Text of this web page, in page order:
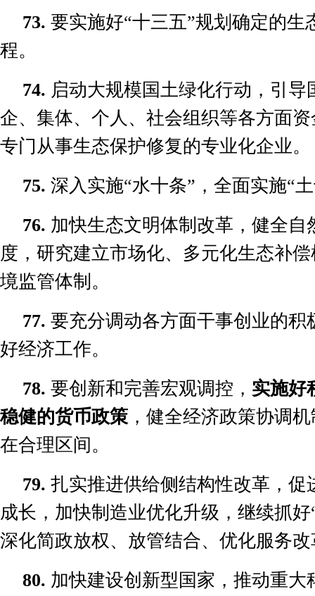
73. 要实施好“十三五”规划确定的生
程。
74. 启动大规模国土绿化行动，引导
企、集体、个人、社会组织等各方面
专门从事生态保护修复的专业化企业。
75. 深入实施“水十条” ，全面实施“
76. 加快生态文明体制改革，健全自
度，研究建立市场化、多元化生态补
境监管体制。
77. 要充分调动各方面干事创业的积
好经济工作。
78. 要创新和完善宏观调控， 实施好
稳健的货币政策 ，健全经济政策协调
在合理区间。
79. 扎实推进供给侧结构性改革，促
成长，加快制造业优化升级，继续抓好
深化简政放权、放管结合、优化服务
80. 加快建设创新型国家，推动重大